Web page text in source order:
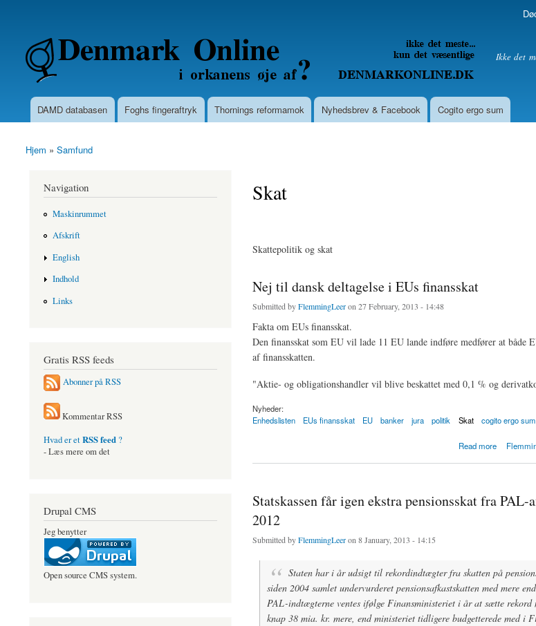
content
Denmarkonline.dk - blognyheder om politik Ikke det
Main menu
DAMD databasen Foghs fingeraftryk Thornings reformamok Nyhedsbrev & Facebook Cogito ergo sum
You are here
Hjem » Samfund
Skat
Skattepolitik og skat
Nej til dansk deltagelse i EUs finansskat
Submitted byFlemmingLeeron 27 February, 2013 - 14:48
Fakta om EUs finansskat.
Den finansskat som EU vil lade 11 EU lande indføre medfører at både
af finansskatten.
"Aktie- og obligationshandler vil blive beskattet med 0,1 % og
Nyheder:
Enhedslisten
EUs finansskat EU banker jura politik Skat cogito ergo sum
Read more
Statskassen får igen ekstra pensionsskat fra
2012
Submitted byFlemmingLeeron 8 January, 2013 - 14:15
Staten har i år udsigt til rekordindtægter fra skatten på
siden 2004 samlet undervurderet pensionsafkastskatten med mere
PAL-indtægterne ventes ifølge Finansministeriet i år at sætte
knap 38 mia. kr. mere, end ministeriet tidligere budgetterede med i
Navigation
Maskinrummet
Afskrift
English
Indhold
Links
Gratis RSS feeds
Abonner på RSS
Kommentar RSS
Hvad er etRSS feed ?
- Læs mere om det
Drupal CMS
Jeg benytter
Open source CMS system.